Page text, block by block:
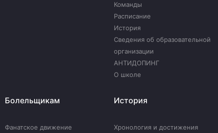
Команды
Расписание
История
Сведения об образовательной
организации
АНТИДОПИНГ
О школе
Болельщикам
Фанатское движение
История
Хронология и достижения